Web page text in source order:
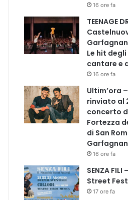
16 ore fa
TEENAGE
Le hit
cantare e
16 ore fa
Ultim’ora –
rinviato al
concerto
Fortezza
di San
16 ore fa
SENZA
Street
17 ore fa